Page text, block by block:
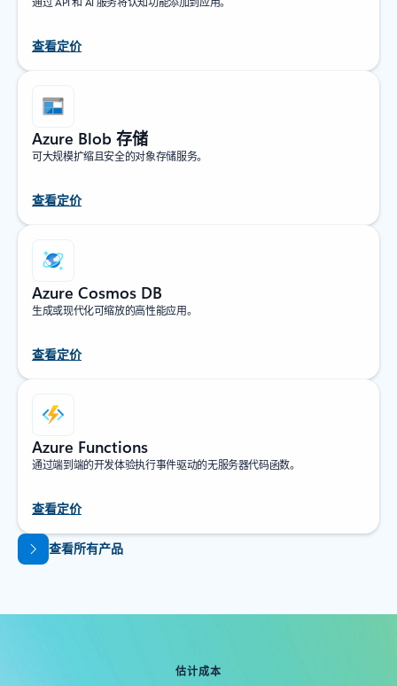
查看定价
Azure Blob 存储
可大规模扩缩且安全的对象存储服务。
查看定价
Azure Cosmos DB
生成或现代化可缩放的高性能应用。
查看定价
Azure Functions
通过端到端的开发体验执行事件驱动的无服务器代码函数。
查看定价
返回到选项卡
查看所有产品
估计成本